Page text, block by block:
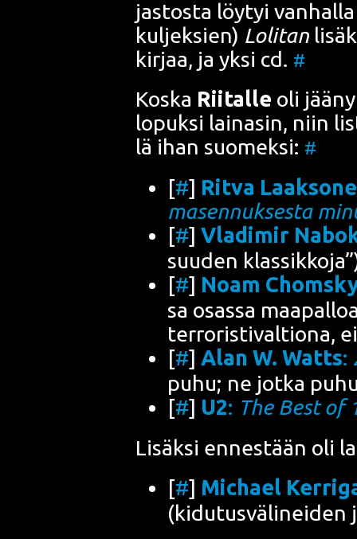
jas­tos­ta löy­tyi
kul­jek­sien) Loli­tan
kir­jaa, ja yksi cd. #
Kos­ka Rii­tal­le oli
lopuk­si lai­na­sin, niin
lä ihan suo­mek­si: #
[#] Rit­va
masen­nuk­ses­ta
[#] Vla­di­mir
suu­den
[#] Noam
sa osas­sa
ter­ro­ris­ti­val­tio­na,
[#] Alan W. Watts:
puhu; ne jot­ka
[#] U2: The Best of
Lisäk­si ennes­tään oli
[#] Mic­hael
(kidu­tus­vä­li­nei­den